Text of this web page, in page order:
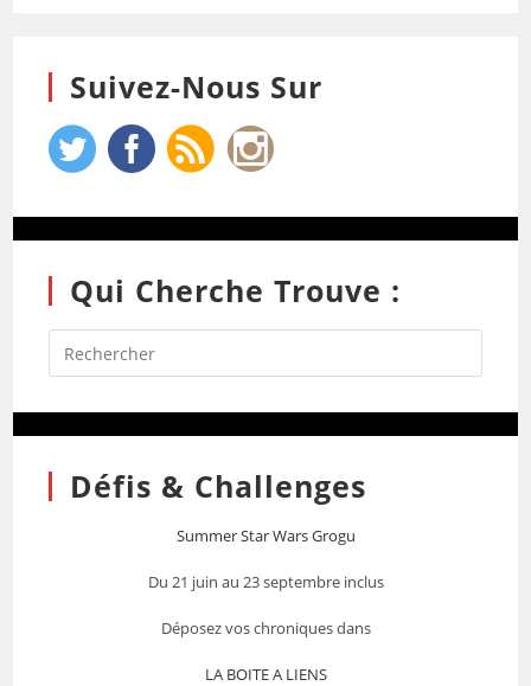
Suivez-Nous Sur
Qui Cherche Trouve :
Défis & Challenges
Summer Star Wars Grogu
Du 21 juin au 23 septembre inclus
Déposez vos chroniques dans
LA BOITE A LIENS